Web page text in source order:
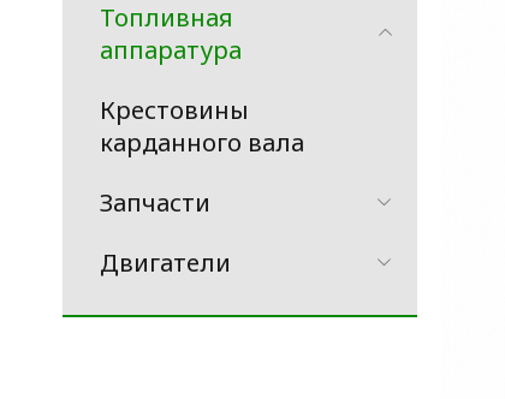
Топливная
аппаратура
Крестовины
карданного вала
Запчасти
Двигатели